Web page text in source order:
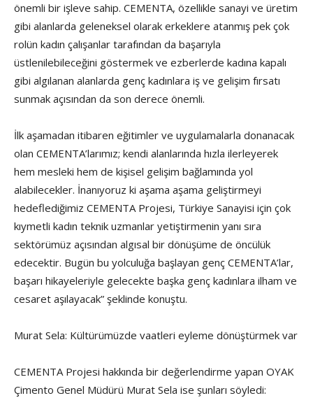
önemli bir işleve sahip. CEMENTA, özellikle sanayi ve üretim
gibi alanlarda geleneksel olarak erkeklere atanmış pek çok
rolün kadın çalışanlar tarafından da başarıyla
üstlenilebileceğini göstermek ve ezberlerde kadına kapalı
gibi algılanan alanlarda genç kadınlara iş ve gelişim fırsatı
sunmak açısından da son derece önemli.
İlk aşamadan itibaren eğitimler ve uygulamalarla donanacak
olan CEMENTA’larımız; kendi alanlarında hızla ilerleyerek
hem mesleki hem de kişisel gelişim bağlamında yol
alabilecekler. İnanıyoruz ki aşama aşama geliştirmeyi
hedeflediğimiz CEMENTA Projesi, Türkiye Sanayisi için çok
kıymetli kadın teknik uzmanlar yetiştirmenin yanı sıra
sektörümüz açısından algısal bir dönüşüme de öncülük
edecektir. Bugün bu yolculuğa başlayan genç CEMENTA’lar,
başarı hikayeleriyle gelecekte başka genç kadınlara ilham ve
cesaret aşılayacak” şeklinde konuştu.
Murat Sela: Kültürümüzde vaatleri eyleme dönüştürmek var
CEMENTA Projesi hakkında bir değerlendirme yapan OYAK
Çimento Genel Müdürü Murat Sela ise şunları söyledi: